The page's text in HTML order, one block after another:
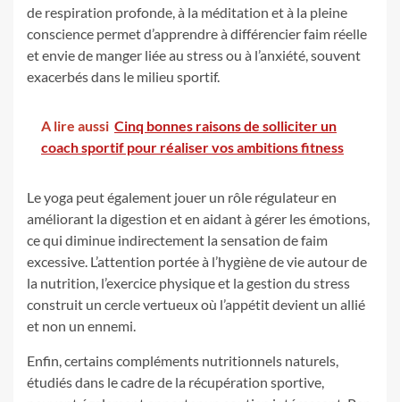
de respiration profonde, à la méditation et à la pleine
conscience permet d’apprendre à différencier faim réelle
et envie de manger liée au stress ou à l’anxiété, souvent
exacerbés dans le milieu sportif.
A lire aussi Cinq bonnes raisons de solliciter un
coach sportif pour réaliser vos ambitions fitness
Le yoga peut également jouer un rôle régulateur en
améliorant la digestion et en aidant à gérer les émotions,
ce qui diminue indirectement la sensation de faim
excessive. L’attention portée à l’hygiène de vie autour de
la nutrition, l’exercice physique et la gestion du stress
construit un cercle vertueux où l’appétit devient un allié
et non un ennemi.
Enfin, certains compléments nutritionnels naturels,
étudiés dans le cadre de la récupération sportive,